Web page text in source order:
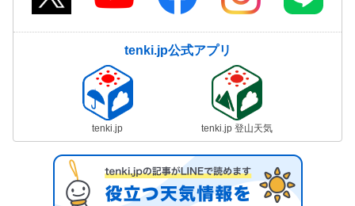
tenki.jp公式アプリ
tenki.jp tenki.jp 登山天気